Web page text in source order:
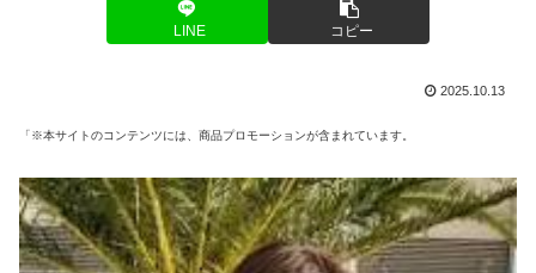
LINE コピー
2025.10.13
「※本サイトのコンテンツには、商品プロモーションが含まれています。